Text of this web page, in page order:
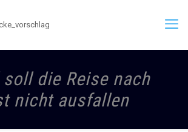
die Reise nach
nicht ausfallen